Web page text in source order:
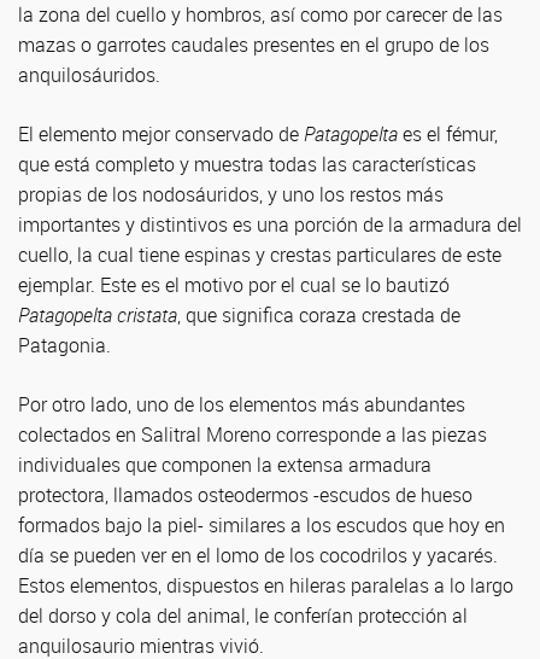
la zona del cuello y hombros, así como por carecer de las
mazas o garrotes caudales presentes en el grupo de los
anquilosáuridos.
El elemento mejor conservado dePatagopeltaes el fémur,
que está completo y muestra todas las características
propias de los nodosáuridos, y uno los restos más
importantes y distintivos es una porción de la armadura del
cuello, la cual tiene espinas y crestas particulares de este
ejemplar. Este es el motivo por el cual se lo bautizó
Patagopelta cristata, que significa coraza crestada de
Patagonia.
Por otro lado, uno de los elementos más abundantes
colectados en Salitral Moreno corresponde a las piezas
individuales que componen la extensa armadura
protectora, llamados osteodermos -escudos de hueso
formados bajo la piel- similares a los escudos que hoy en
día se pueden ver en el lomo de los cocodrilos y yacarés.
Estos elementos, dispuestos en hileras paralelas a lo largo
del dorso y cola del animal, le conferían protección al
anquilosaurio mientras vivió.